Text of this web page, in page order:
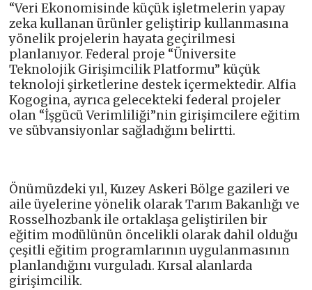
“Veri Ekonomisinde küçük işletmelerin yapay
zeka kullanan ürünler geliştirip kullanmasına
yönelik projelerin hayata geçirilmesi
planlanıyor. Federal proje “Üniversite
Teknolojik Girişimcilik Platformu” küçük
teknoloji şirketlerine destek içermektedir. Alfia
Kogogina, ayrıca gelecekteki federal projeler
olan “İşgücü Verimliliği”nin girişimcilere eğitim
ve sübvansiyonlar sağladığını belirtti.
Önümüzdeki yıl, Kuzey Askeri Bölge gazileri ve
aile üyelerine yönelik olarak Tarım Bakanlığı ve
Rosselhozbank ile ortaklaşa geliştirilen bir
eğitim modülünün öncelikli olarak dahil olduğu
çeşitli eğitim programlarının uygulanmasının
planlandığını vurguladı. Kırsal alanlarda
girişimcilik.